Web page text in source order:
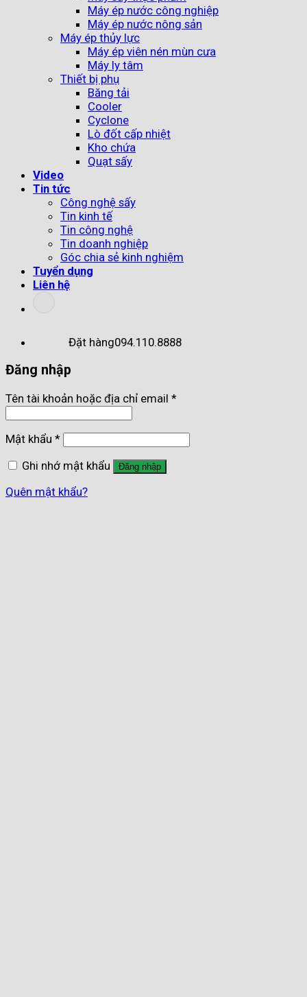
Máy ép nước công nghiệp
Máy ép nước nông sản
Máy ép thủy lực
Máy ép viên nén mùn cưa
Máy ly tâm
Thiết bị phụ
Băng tải
Cooler
Cyclone
Lò đốt cấp nhiệt
Kho chứa
Quạt sấy
Video
Tin tức
Công nghệ sấy
Tin kinh tế
Tin công nghệ
Tin doanh nghiệp
Góc chia sẻ kinh nghiệm
Tuyển dụng
Liên hệ
Đặt hàng094.110.8888
Đăng nhập
Tên tài khoản hoặc địa chỉ email *
Mật khẩu *
Ghi nhớ mật khẩu
Đăng nhập
Quên mật khẩu?